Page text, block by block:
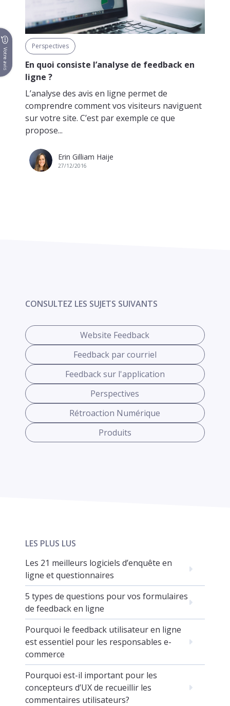
Perspectives
En quoi consiste l’analyse de feedback en
ligne ?
L’analyse des avis en ligne permet de
comprendre comment vos visiteurs naviguent
sur votre site. C’est par exemple ce que
propose...
Erin Gilliam Haije
27/12/2016
CONSULTEZ LES SUJETS SUIVANTS
Website Feedback
Feedback par courriel
Feedback sur l'application
Perspectives
Rétroaction Numérique
Produits
LES PLUS LUS
Les 21 meilleurs logiciels d’enquête en
ligne et questionnaires
5 types de questions pour vos formulaires
de feedback en ligne
Pourquoi le feedback utilisateur en ligne
est essentiel pour les responsables e-
commerce
Pourquoi est-il important pour les
concepteurs d’UX de recueillir les
commentaires utilisateurs?
Votre avis